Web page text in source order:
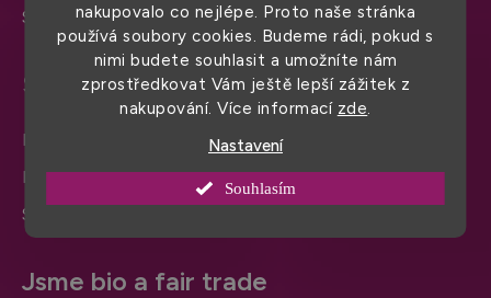
nakupovalo co nejlépe. Proto naše stránka
používá soubory cookies. Budeme rádi, pokud s
nimi budete souhlasit a umožníte nám
zprostředkovat Vám ještě lepší zážitek z
nakupování. Více informací zde
Nastavení
Souhlasím
Slovníček pojmů
Spolupracujte s námi
Provizní affiliate program
Přidej se k nám
Soutěž o tašku s vlastním potiskem
Jsme bio a fair trade